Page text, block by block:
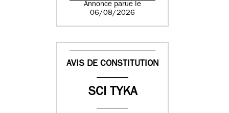
Annonce parue le
06/08/2026
AVIS DE CONSTITUTION
SCI TYKA